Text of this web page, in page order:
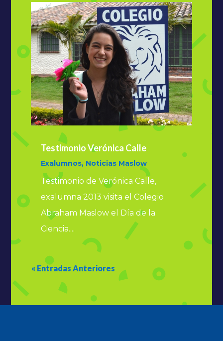
Testimonio Verónica Calle
Exalumnos, Noticias Maslow
Testimonio de Verónica Calle,
exalumna 2013 visita el Colegio
Abraham Maslow el Día de la
Ciencia....
« Entradas Anteriores